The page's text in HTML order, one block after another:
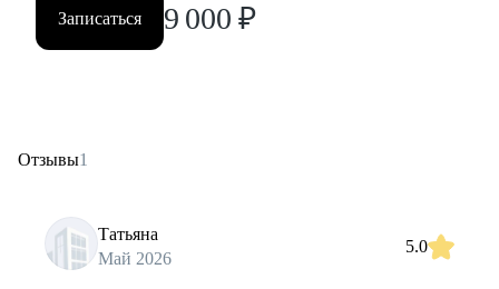
Записаться 9 000 ₽
Отзывы1
Татьяна
Май 2026
5.0